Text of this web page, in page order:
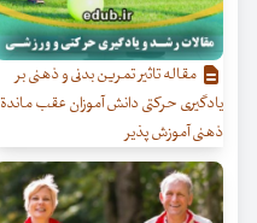
مقاله تاثیر تمرین بدنی و ذهنی بر
یادگیری حرکتی دانش آموزان عقب ماندة
ذهنی آموزش پذیر